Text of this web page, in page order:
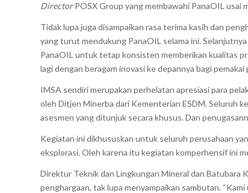
DirectorPOSX Group yang membawahi PanaOIL usai
Tidak lupa juga disampaikan rasa terima kasih dan
yang turut mendukung PanaOIL selama ini.
PanaOIL untuk tetap konsisten memberikan kualitas
lagi dengan beragam inovasi ke depannya bagi pemakai
IMSA sendiri merupakan perhelatan apresiasi para
oleh Ditjen Minerba dari Kementerian ESDM. Seluruh
asesmen yang ditunjuk secara khusus. Dan
Kegiatan ini dikhususkan untuk seluruh perusahaan
eksplorasi. Oleh karena itu kegiatan komperhensif ini
Direktur Teknik dan Lingkungan Mineral dan Batubara
penghargaan, tak lupa menyampaikan sambutan.